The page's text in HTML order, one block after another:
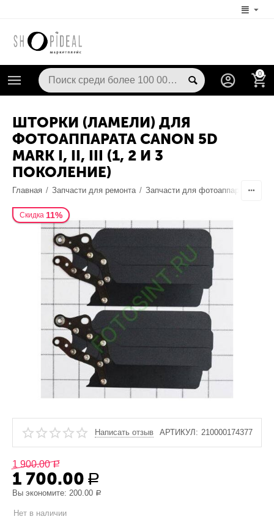
0
ШТОРКИ (ЛАМЕЛИ) ДЛЯ
ФОТОАППАРАТА CANON 5D
MARK I, II, III (1, 2 И 3
ПОКОЛЕНИЕ)
Главная / Запчасти для ремонта / Запчасти для фотоаппаратов
Скидка 11%
Написать отзыв АРТИКУЛ: 210000174377
1 900.00 Р
1 700.00 Р
Вы экономите:200.00 Р
Нет в наличии